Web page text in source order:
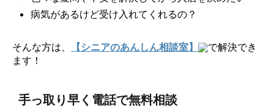
病気があるけど受け入れてくれるの？
そんな方は、 【シニアのあんしん相談室】
で解決でき
ます！
手っ取り早く電話で無料相談